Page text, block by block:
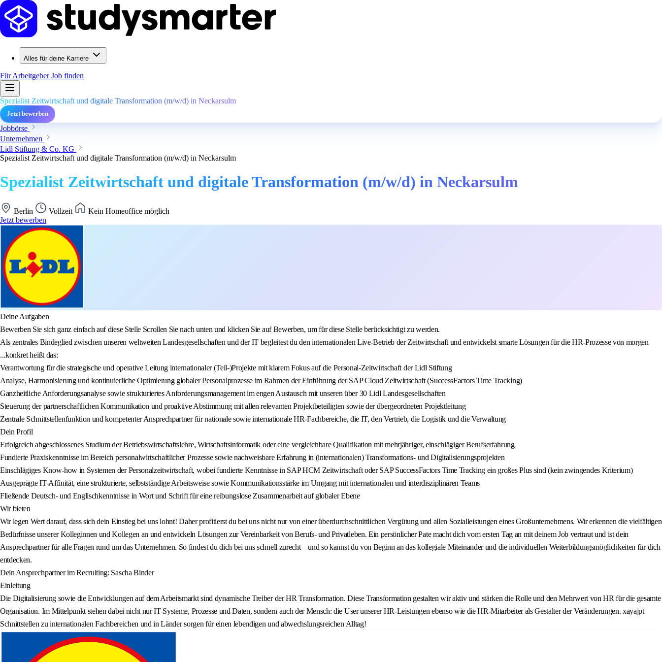
Alles für deine Karriere
Für ArbeitgeberJob finden
Spezialist Zeitwirtschaft und digitale Transformation (m/w/d) in Neckarsulm
Jetzt bewerben
Jobbörse
Unternehmen
Lidl Stiftung & Co. KG
Spezialist Zeitwirtschaft und digitale Transformation (m/w/d) in Neckarsulm
Spezialist Zeitwirtschaft und digitale Transformation (m/w/d) in Neckarsulm
Berlin Vollzeit
Kein Homeoffice möglich
Jetzt bewerben
Deine Aufgaben
Bewerben Sie sich ganz einfach auf diese Stelle Scrollen Sie nach unten und klicken Sie auf Bewerben, um für diese Stelle berücksichtigt zu werden.
Als zentrales Bindeglied zwischen unseren weltweiten Landesgesellschaften und der IT begleitest du den internationalen Live-Betrieb der Zeitwirtschaft und entwickelst smarte Lösungen für die HR-Prozesse von morgen
...konkret heißt das:
Verantwortung für die strategische und operative Leitung internationaler (Teil-)Projekte mit klarem Fokus auf die Personal-Zeitwirtschaft der Lidl Stiftung
Analyse, Harmonisierung und kontinuierliche Optimierung globaler Personalprozesse im Rahmen der Einführung der SAP Cloud Zeitwirtschaft (SuccessFactors Time Tracking)
Ganzheitliche Anforderungsanalyse sowie strukturiertes Anforderungsmanagement im engen Austausch mit unseren über 30 Lidl Landesgesellschaften
Steuerung der partnerschaftlichen Kommunikation und proaktive Abstimmung mit allen relevanten Projektbeteiligten sowie der übergeordneten Projektleitung
Zentrale Schnittstellenfunktion und kompetenter Ansprechpartner für nationale sowie internationale HR-Fachbereiche, die IT, den Vertrieb, die Logistik und die Verwaltung
Dein Profil
Erfolgreich abgeschlossenes Studium der Betriebswirtschaftslehre, Wirtschaftsinformatik oder eine vergleichbare Qualifikation mit mehrjähriger, einschlägiger Berufserfahrung
Fundierte Praxiskenntnisse im Bereich personalwirtschaftlicher Prozesse sowie nachweisbare Erfahrung in (internationalen) Transformations- und Digitalisierungsprojekten
Einschlägiges Know-how in Systemen der Personalzeitwirtschaft, wobei fundierte Kenntnisse in SAP HCM Zeitwirtschaft oder SAP SuccessFactors Time Tracking ein großes Plus sind (kein zwingendes Kriterium)
Ausgeprägte IT-Affinität, eine strukturierte, selbstständige Arbeitsweise sowie Kommunikationsstärke im Umgang mit internationalen und interdisziplinären Teams
Fließende Deutsch- und Englischkenntnisse in Wort und Schrift für eine reibungslose Zusammenarbeit auf globaler Ebene
Wir bieten
Wir legen Wert darauf, dass sich dein Einstieg bei uns lohnt! Daher profitierst du bei uns nicht nur von einer überdurchschnittlichen Vergütung und allen Sozialleistungen eines Großunternehmens. Wir erkennen die vielfältigen
Bedürfnisse unserer Kolleginnen und Kollegen an und entwickeln Lösungen zur Vereinbarkeit von Berufs- und Privatleben. Ein persönlicher Pate macht dich vom ersten Tag an mit deinem Job vertraut und ist dein
Ansprechpartner für alle Fragen rund um das Unternehmen. So findest du dich bei uns schnell zurecht – und so kannst du von Beginn an das kollegiale Miteinander und die individuellen Weiterbildungsmöglichkeiten für dich
entdecken.
Dein Ansprechpartner im Recruiting: Sascha Binder
Einleitung
Die Digitalisierung sowie die Entwicklungen auf dem Arbeitsmarkt sind dynamische Treiber der HR Transformation. Diese Transformation gestalten wir aktiv und stärken die Rolle und den Mehrwert von HR für die gesamte
Organisation. Im Mittelpunkt stehen dabei nicht nur IT-Systeme, Prozesse und Daten, sondern auch der Mensch: die User unserer HR-Leistungen ebenso wie die HR-Mitarbeiter als Gestalter der Veränderungen. xayajpt
Schnittstellen zu internationalen Fachbereichen und in Länder sorgen für einen lebendigen und abwechslungsreichen Alltag!